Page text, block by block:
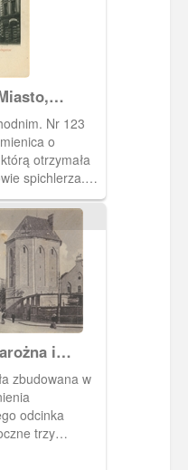
nr od
o
otrzymała
spichlerza.
r.
i
i
zbudowana w
odcinka
trzy